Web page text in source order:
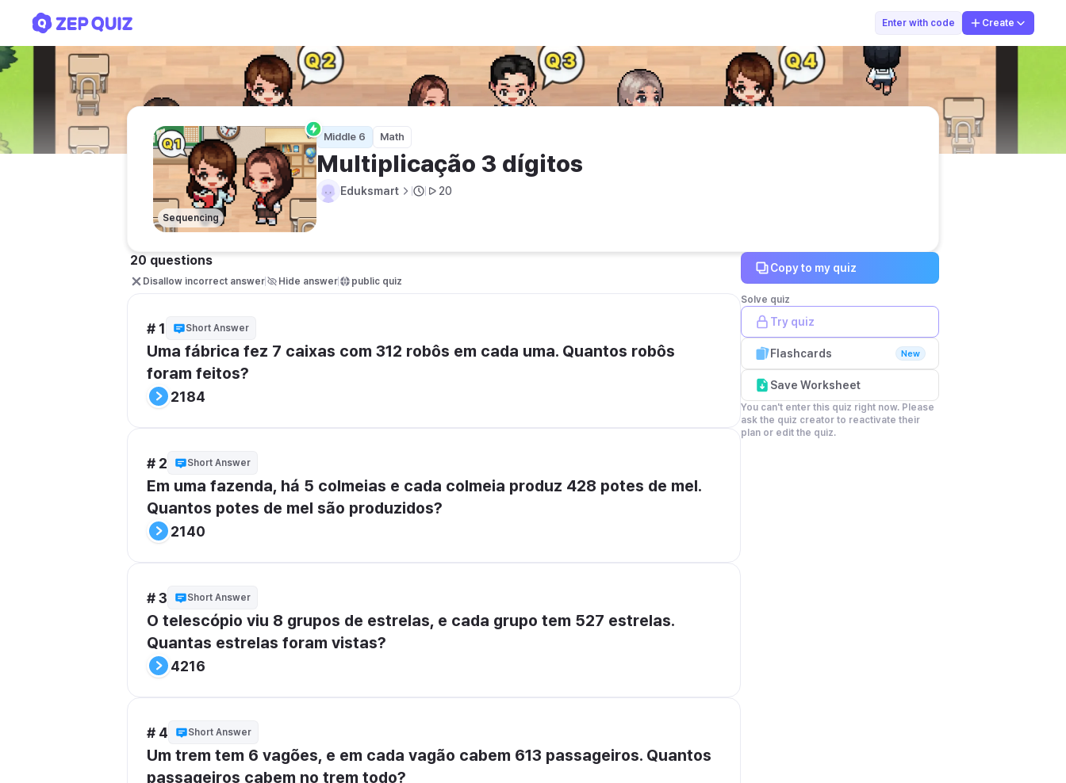
Enter with code Create
Eduksmart
Sequencing
Middle 6 Math
Multiplicação 3 dígitos
Eduksmart 20
20 questions
Disallow incorrect answer Hide answer public quiz
# 1 Short Answer
Uma fábrica fez 7 caixas com 312 robôs em cada uma. Quantos robôs
foram feitos?
2184
# 2 Short Answer
Em uma fazenda, há 5 colmeias e cada colmeia produz 428 potes de mel.
Quantos potes de mel são produzidos?
2140
# 3 Short Answer
O telescópio viu 8 grupos de estrelas, e cada grupo tem 527 estrelas.
Quantas estrelas foram vistas?
4216
# 4 Short Answer
Um trem tem 6 vagões, e em cada vagão cabem 613 passageiros. Quantos
passageiros cabem no trem todo?
Copy to my quiz
Solve quiz
Try quiz
Flashcards New
Save Worksheet
You can't enter this quiz right now. Please
ask the quiz creator to reactivate their
plan or edit the quiz.